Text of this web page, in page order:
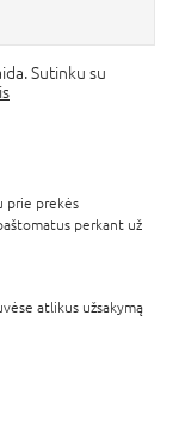
Sutinku su
prie prekės
perkant už
atlikus užsakymą